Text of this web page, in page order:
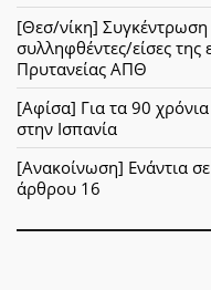
[Θεσ/νίκη] Συγκέντρωση
συλληφθέντες/είσες της
Πρυτανείας ΑΠΘ
[Αφίσα] Για τα 90
στην Ισπανία
[Ανακοίνωση] Ενάντια
άρθρου 16